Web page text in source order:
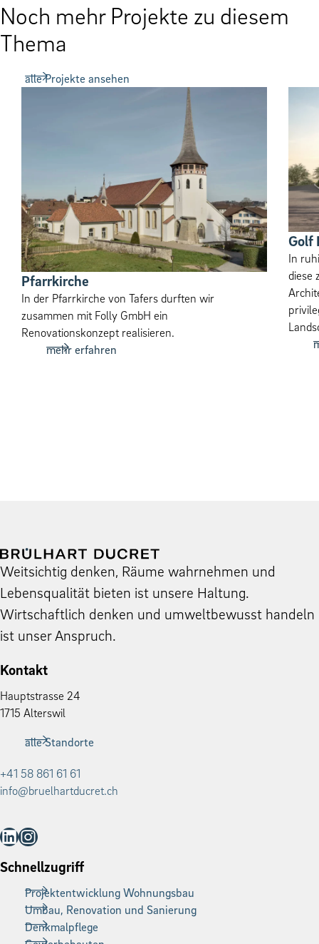
Noch mehr Projekte zu diesem
Thema
alle Projekte ansehen
Pfar­rkirche
In der Pfarrkirche von Tafers durften wir
zusammen mit Folly GmbH ein
Renovationskonzept realisieren.
mehr erfahren
Golf
In
diese
Weit­sichtig denken, Räume wahrnehmen und
Leben­squal­ität bieten ist unsere Hal­tung.
Wirtschaftlich denken und umwelt­be­wusst han­deln
ist unser Anspruch.
Kontakt
Haupt­strasse 24
1715 Alter­swil
alle Standorte
+41 58 861 61 61
info@bruelhartducret.ch
LinkedIn Instagram
Schnellzugriff
Projektentwicklung Wohnungsbau
Umbau, Renovation und Sanierung
Denkmalpflege